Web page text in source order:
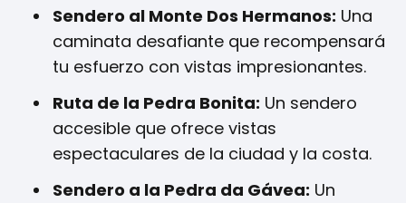
Sendero al Monte Dos Hermanos: Una
caminata desafiante que recompensará
tu esfuerzo con vistas impresionantes.
Ruta de la Pedra Bonita: Un sendero
accesible que ofrece vistas
espectaculares de la ciudad y la costa.
Sendero a la Pedra da Gávea: Un